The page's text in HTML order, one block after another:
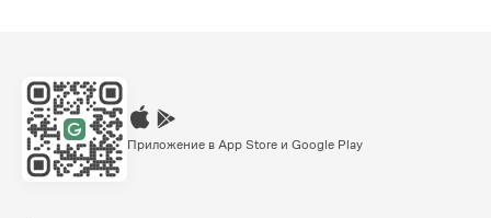
Приложение в App Store и Google Play